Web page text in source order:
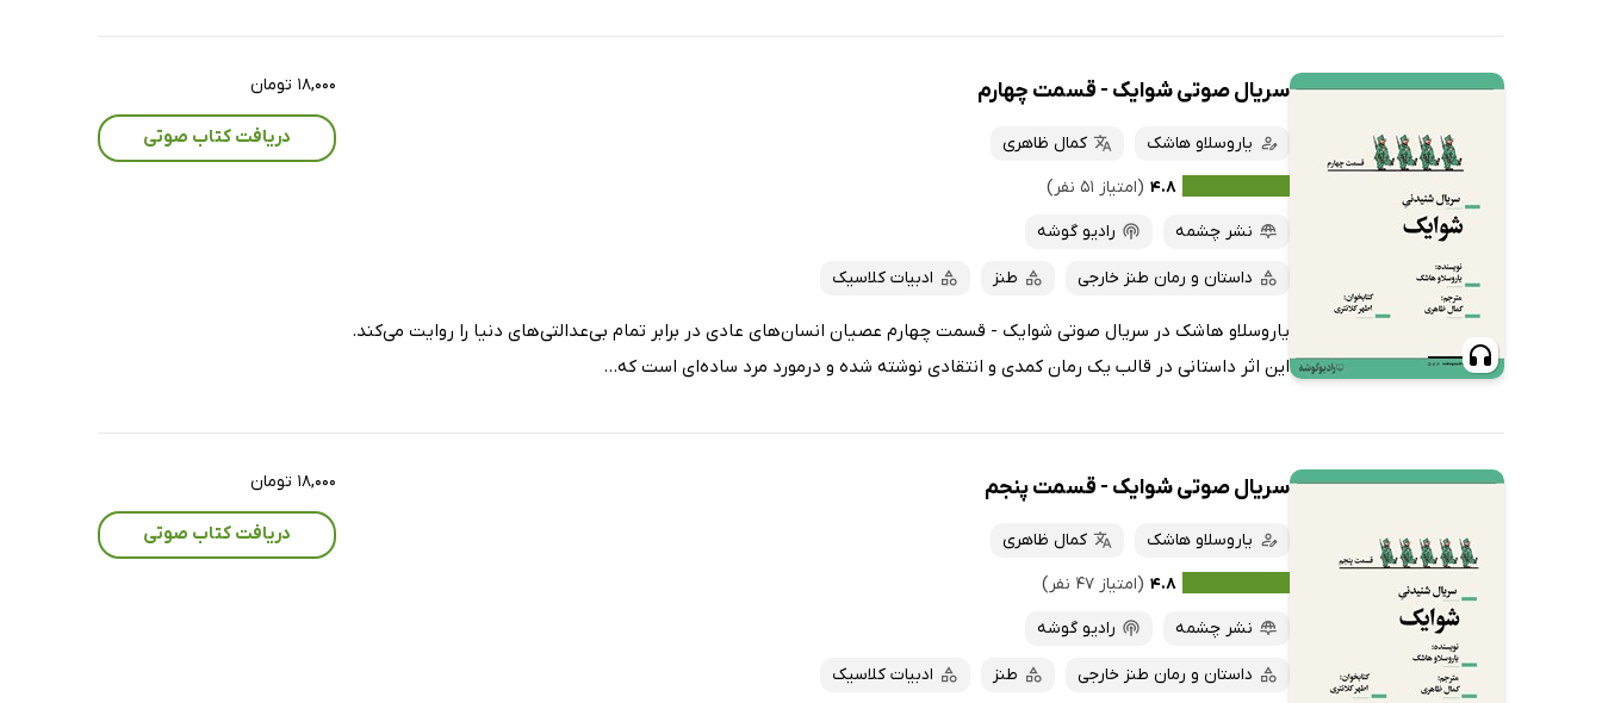
سریال صوتی شوایک - قسمت چهارم
یاروسلاو هاشک
کمال ظاهری
۴.۸ (امتیاز ۵۱ نفر)
نشر چشمه
رادیو گوشه
داستان و رمان طنز خارجی طنز ادبیات کلاسیک
یاروسلاو هاشک در سریال صوتی شوایک - قسمت چهارم عصیان انسان‌های عادی در برابر تمام بی‌عدالتی‌های دنیا را روایت می‌کند.
این اثر داستانی در قالب یک رمان کمدی و انتقادی نوشته شده و درمورد مرد ساده‌ای است که...
۱۸,۰۰۰ تومان
دریافت کتاب صوتی
سریال صوتی شوایک - قسمت پنجم
یاروسلاو هاشک
کمال ظاهری
۴.۸ (امتیاز ۴۷ نفر)
نشر چشمه
رادیو گوشه
داستان و رمان طنز خارجی طنز ادبیات کلاسیک
۱۸,۰۰۰ تومان
دریافت کتاب صوتی